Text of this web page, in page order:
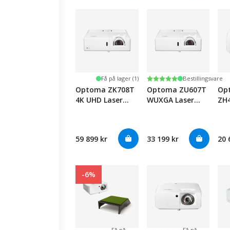
Få på lager (1)
Optoma ZK708T
4K UHD Laser
59 899 kr
Karakter:
5.0 av 5 muligeBestillingsvare
Optoma ZU607T
WUXGA Laser
33 199 kr 20
-6%